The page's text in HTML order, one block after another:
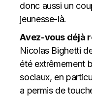
donc aussi un
jeunesse-là.
Avez-vous déjà
Nicolas Bighetti
été extrêmement
sociaux, en
a permis de